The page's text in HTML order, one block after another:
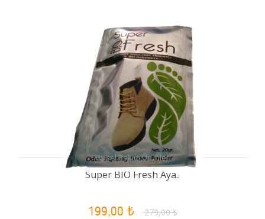
Kişisel Bakım Ürünleri
Süper BIO Fresh Aya..
199,00 ₺ 279,00 ₺